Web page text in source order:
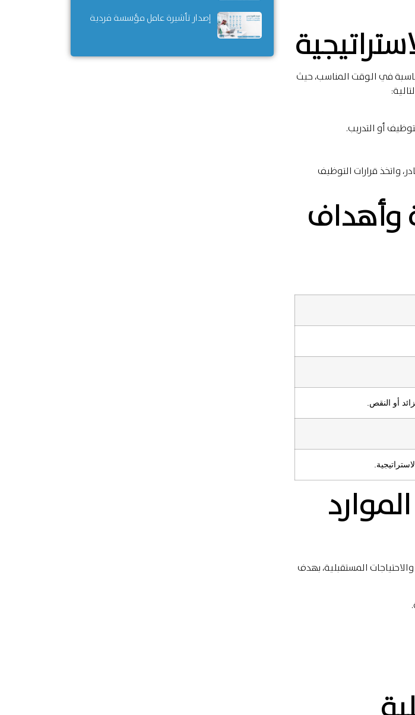
في الوقت المناسب، حيث
أو التدريب.
واتخذ قرارات التوظيف
وأهداف
أو النقص.
المستقبلية، بهدف
إصدار تأشيرة عامل مؤسسة فردية